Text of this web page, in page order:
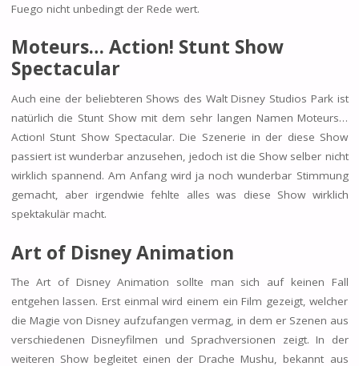
Fuego nicht unbedingt der Rede wert.
Moteurs… Action! Stunt Show
Spectacular
Auch eine der beliebteren Shows des Walt Disney Studios Park ist
natürlich die Stunt Show mit dem sehr langen Namen Moteurs…
Action! Stunt Show Spectacular. Die Szenerie in der diese Show
passiert ist wunderbar anzusehen, jedoch ist die Show selber nicht
wirklich spannend. Am Anfang wird ja noch wunderbar Stimmung
gemacht, aber irgendwie fehlte alles was diese Show wirklich
spektakulär macht.
Art of Disney Animation
The Art of Disney Animation sollte man sich auf keinen Fall
entgehen lassen. Erst einmal wird einem ein Film gezeigt, welcher
die Magie von Disney aufzufangen vermag, in dem er Szenen aus
verschiedenen Disneyfilmen und Sprachversionen zeigt. In der
weiteren Show begleitet einen der Drache Mushu, bekannt aus